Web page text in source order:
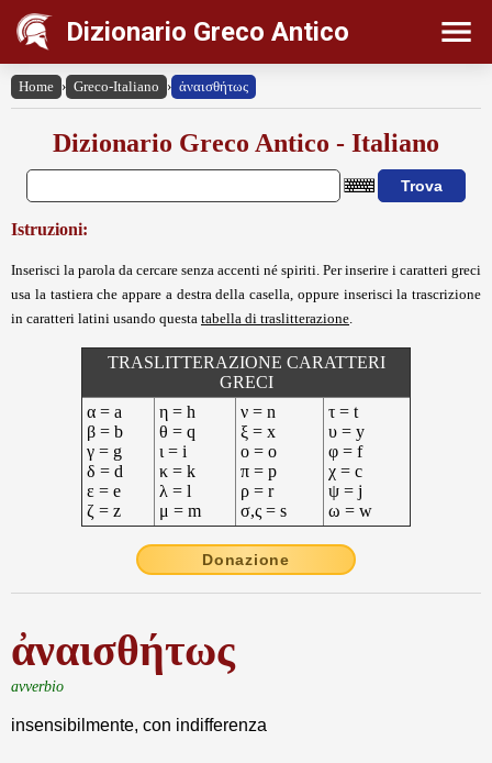
Dizionario Greco Antico
Home › Greco-Italiano › ἀναισθήτως
Dizionario Greco Antico - Italiano
Istruzioni:
Inserisci la parola da cercare senza accenti né spiriti. Per inserire i caratteri greci
usa la tastiera che appare a destra della casella, oppure inserisci la trascrizione
in caratteri latini usando questa tabella di traslitterazione
TRASLITTERAZIONE CARATTERI
GRECI
α = a
β = b
γ = g
δ = d
ε = e
ζ = z
η = h
θ = q
ι = i
κ = k
λ = l
μ = m
ν = n
ξ = x
ο = o
π = p
ρ = r
σ,ς = s
τ = t
υ = y
φ = f
χ = c
ψ = j
ω = w
Donazione
ἀναισθήτως
avverbio
insensibilmente, con indifferenza